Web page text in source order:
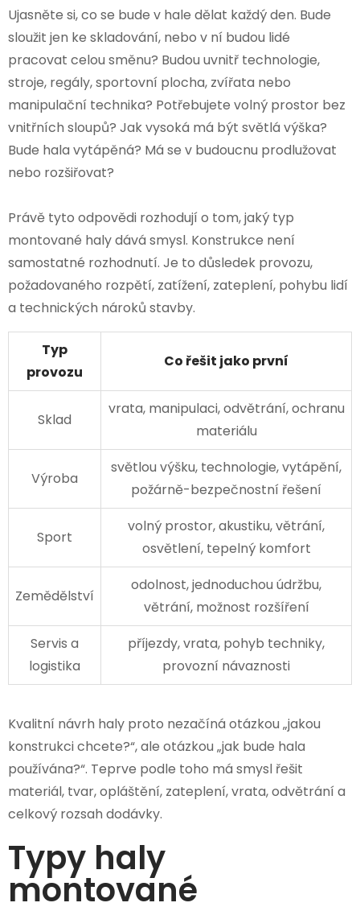
Ujasněte si, co se bude v hale dělat každý den. Bude
sloužit jen ke skladování, nebo v ní budou lidé
pracovat celou směnu? Budou uvnitř technologie,
stroje, regály, sportovní plocha, zvířata nebo
manipulační technika? Potřebujete volný prostor bez
vnitřních sloupů? Jak vysoká má být světlá výška?
Bude hala vytápěná? Má se v budoucnu prodlužovat
nebo rozšiřovat?
Právě tyto odpovědi rozhodují o tom, jaký typ
montované haly dává smysl. Konstrukce není
samostatné rozhodnutí. Je to důsledek provozu,
požadovaného rozpětí, zatížení, zateplení, pohybu lidí
a technických nároků stavby.
Typ
provozu
Co řešit jako první
Sklad
vrata, manipulaci, odvětrání, ochranu
materiálu
Výroba
světlou výšku, technologie, vytápění,
požárně-bezpečnostní řešení
Sport
volný prostor, akustiku, větrání,
osvětlení, tepelný komfort
Zemědělství
odolnost, jednoduchou údržbu,
větrání, možnost rozšíření
Servis a
logistika
příjezdy, vrata, pohyb techniky,
provozní návaznosti
Kvalitní návrh haly proto nezačíná otázkou „jakou
konstrukci chcete?“, ale otázkou „jak bude hala
používána?“. Teprve podle toho má smysl řešit
materiál, tvar, opláštění, zateplení, vrata, odvětrání a
celkový rozsah dodávky.
Typy haly
montované